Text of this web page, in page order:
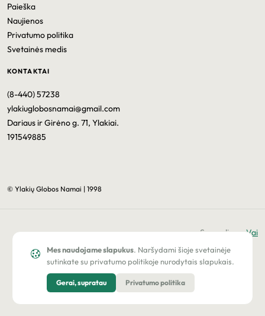
Mes naudojame slapukus. Naršydami šioje svetainėje
sutinkate su privatumo politikoje nurodytais slapukais.
Gerai, supratau Privatumo politika
Paieška
Naujienos
Privatumo politika
Svetainės medis
KONTAKTAI
(8-440) 57238
ylakiuglobosnamai@gmail.com
Dariaus ir Girėno g. 71, Ylakiai.
191549885
© Ylakių Globos Namai | 1998
SprendimasVai